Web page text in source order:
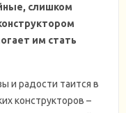
слишком
им стать
и радости таится в
конструкторов –